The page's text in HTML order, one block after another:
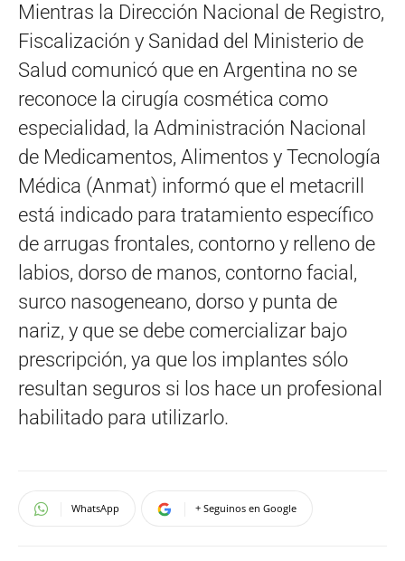
Mientras la Dirección Nacional de Registro,
Fiscalización y Sanidad del Ministerio de
Salud comunicó que en Argentina no se
reconoce la cirugía cosmética como
especialidad, la Administración Nacional
de Medicamentos, Alimentos y Tecnología
Médica (Anmat) informó que el metacrill
está indicado para tratamiento específico
de arrugas frontales, contorno y relleno de
labios, dorso de manos, contorno facial,
surco nasogeneano, dorso y punta de
nariz, y que se debe comercializar bajo
prescripción, ya que los implantes sólo
resultan seguros si los hace un profesional
habilitado para utilizarlo.
WhatsApp + Seguinos en Google